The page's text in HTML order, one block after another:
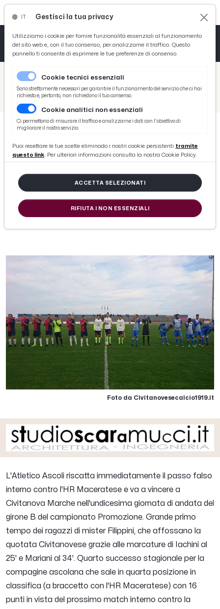
/ Picenotime
/ Atletico Ascoli
Promozione girone B, un grande Atletico Ascoli espugna lo stadio della Civitanovese
Promozione girone B, un grande
Atletico Ascoli espugna lo stadio
della Civitanovese
di Redazione Picenotime
Foto da Civitanovesecalcio1919.it
L'Atletico Ascoli riscatta immediatamente il passo falso
interno contro l'HR Maceratese e va a vincere a
Civitanova Marche nell'undicesima giornata di andata del
girone B del campionato Promozione. Grande primo
tempo dei ragazzi di mister Filippini, che affossano la
quotata Civitanovese grazie alle marcature di Iachini al
25' e Mariani al 34'. Quarto successo stagionale per la
compagine ascolana che sale in quarta posizione in
classifica (a braccetto con l'HR Maceratese) con 16
punti in vista del prossimo match interno contro la
Gestisci la tua privacy
Utilizziamo i cookie per fornire funzionalità essenziali al funzionamento
del sito web e, con il tuo consenso, per analizzarne il traffico. Questo
pannello ti consente di esprimere le tue preferenze di consenso.
Cookie tecnici essenziali
Sono strettamente necessari per garantire il funzionamento del servizio che ci hai
richiesto e, pertanto, non richiedono il tuo consenso.
Cookie analitici non essenziali
Ci permettono di misurare il traffico e analizzarne i dati con l'obiettivo di
migliorare il nostro servizio.
Puoi resettare le tue scelte eliminado i nostri cookie persistenti tramite
questo link. Per ulteriori informazioni consulta la nostra Cookie Policy.
ACCETTA SELEZIONATI
RIFIUTA I NON ESSENZIALI
Tutto News
Tutto Sport
Basket
Ciclismo
Tutto Curiosità